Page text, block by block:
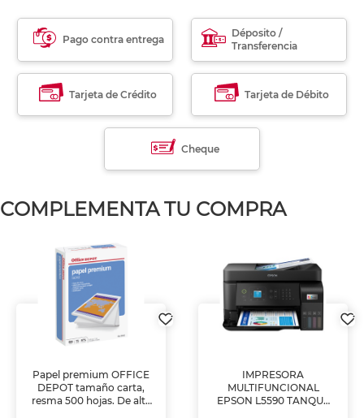
Pago contra entrega
Déposito /
Transferencia
Tarjeta de Crédito Tarjeta de Débito
Cheque
COMPLEMENTA TU COMPRA
Papel premium OFFICE
DEPOT tamaño carta,
resma 500 hojas. De alta
IMPRESORA
MULTIFUNCIONAL
EPSON L5590 TANQUE